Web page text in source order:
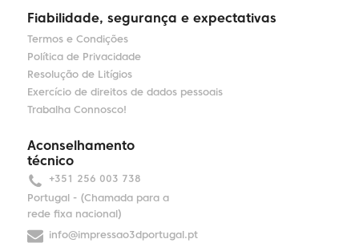
Fiabilidade, segurança e expectativas
Termos e Condições
Política de Privacidade
Resolução de Litígios
Exercício de direitos de dados pessoais
Trabalha Connosco!
Aconselhamento
técnico
+351 256 003 738
Portugal - (Chamada para a
rede fixa nacional)
info@impressao3dportugal.pt